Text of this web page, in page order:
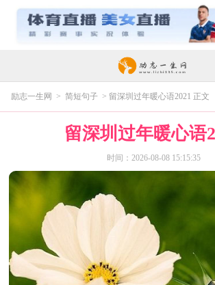
励志一生网 > 简短句子 > 留深圳过年暖心语2021 正文
留深圳过年暖心语
时间：2026-08-08 15:15:35